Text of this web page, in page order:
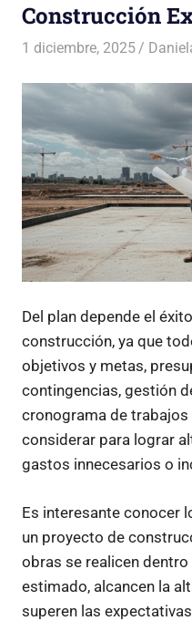
Construcción
1 diciembre, 2025
Del plan depende el
construcción, ya que
objetivos y metas,
contingencias, gestión
cronograma de
considerar para lograr
gastos innecesarios o
Es interesante conocer
un proyecto de
obras se realicen
estimado, alcancen la
superen las